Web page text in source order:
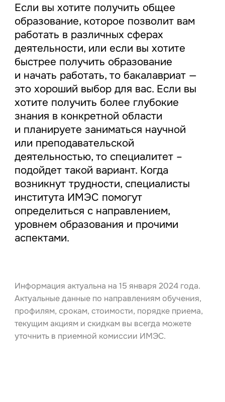
Если вы хотите получить общее
образование, которое позволит вам
работать в различных сферах
деятельности, или если вы хотите
быстрее получить образование
и начать работать, то бакалавриат —
это хороший выбор для вас. Если вы
хотите получить более глубокие
знания в конкретной области
и планируете заниматься научной
или преподавательской
деятельностью, то специалитет –
подойдет такой вариант. Когда
возникнут трудности, специалисты
института ИМЭС помогут
определиться с направлением,
уровнем образования и прочими
аспектами.
Информация актуальна на 15 января 2024 года.
Актуальные данные по направлениям обучения,
профилям, срокам, стоимости, порядке приема,
текущим акциям и скидкам вы всегда можете
уточнить в приемной комиссии ИМЭС.